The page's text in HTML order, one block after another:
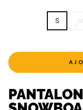
S M